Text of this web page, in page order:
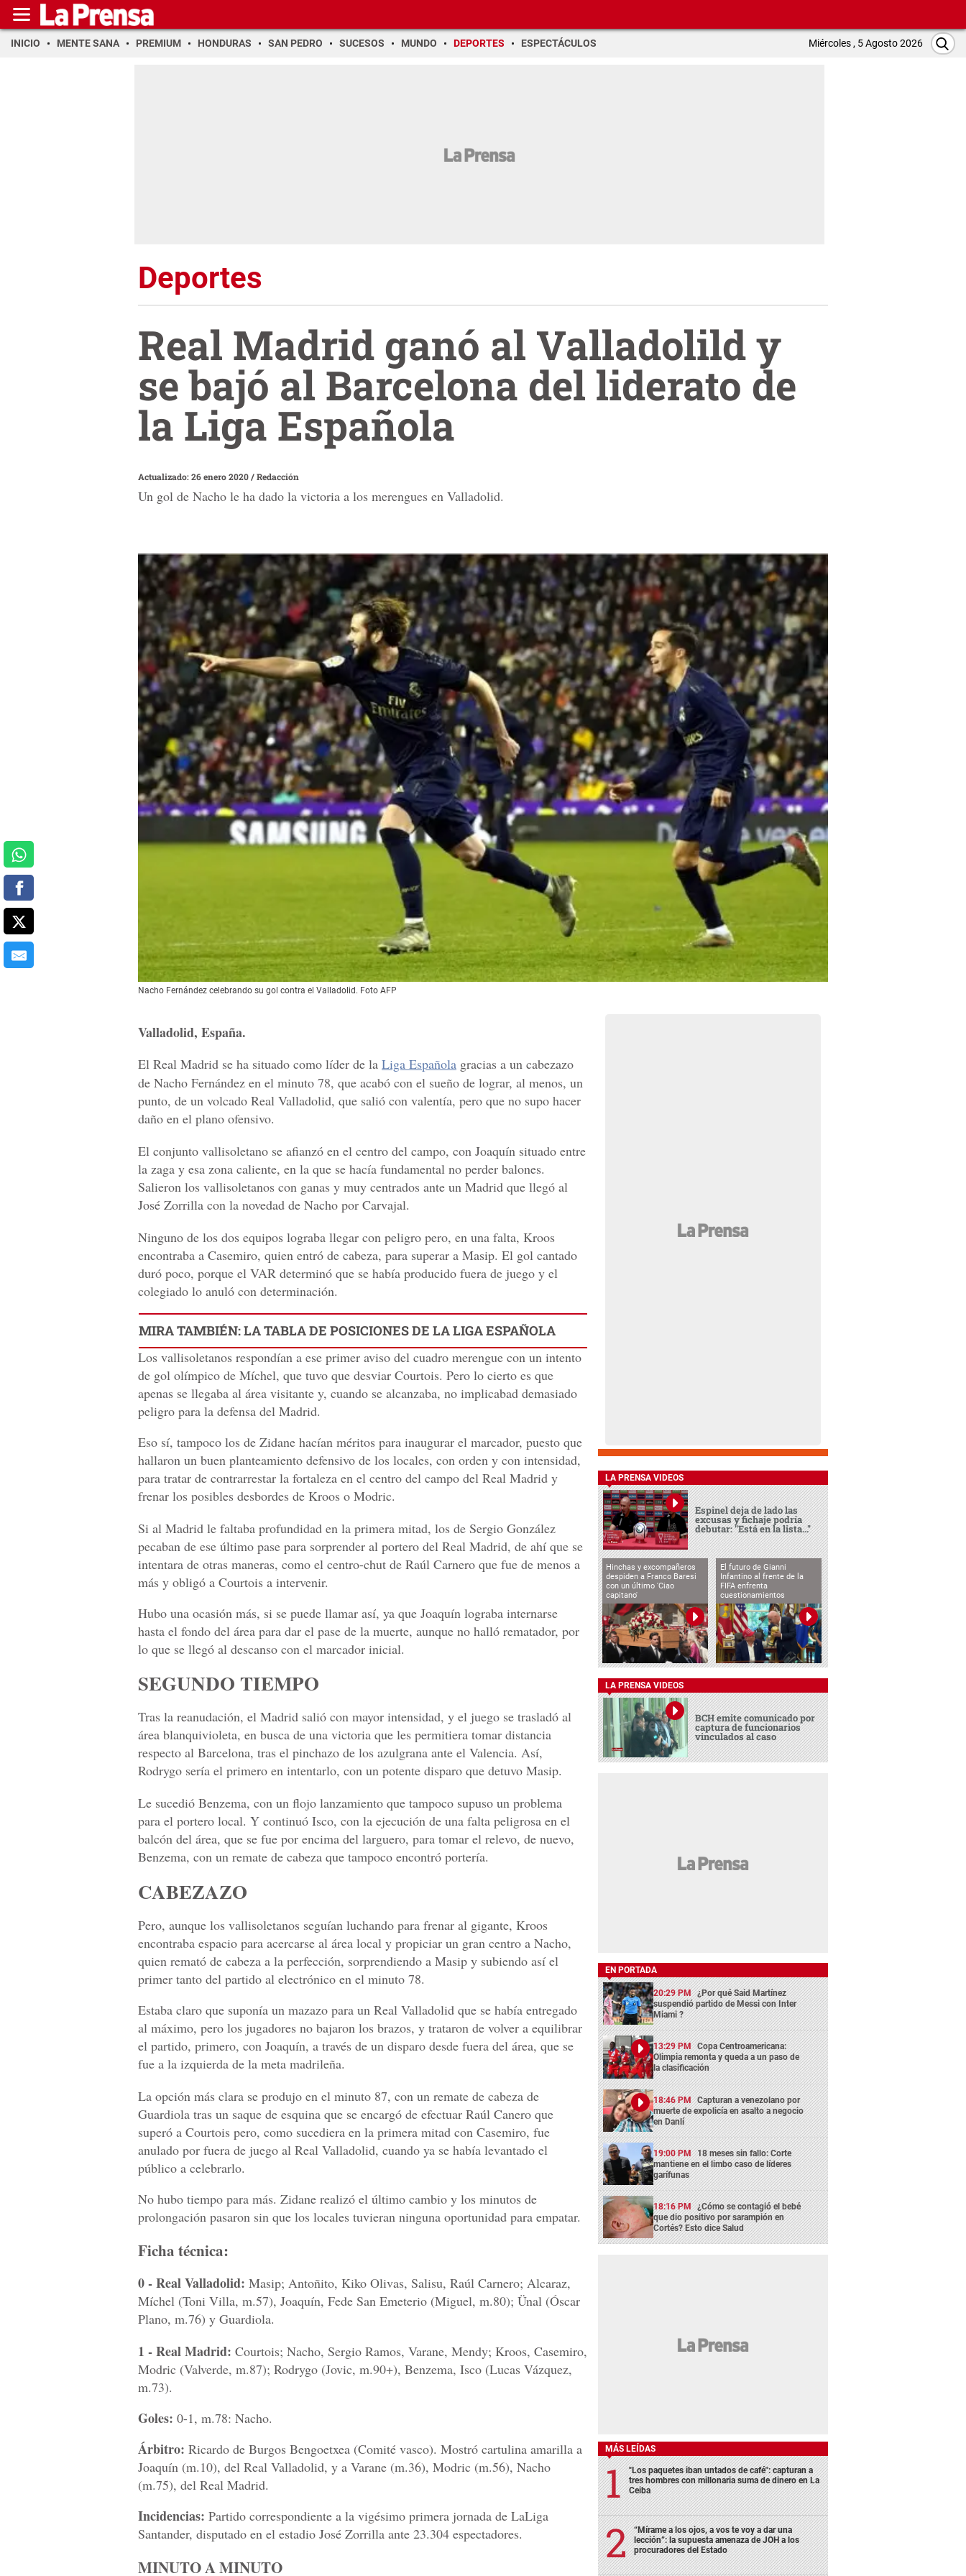
INICIO MENTE SANA PREMIUM HONDURAS SAN PEDRO SUCESOS MUNDO DEPORTES ESPECTÁCULOS Miércoles , 5 Agosto 2026
Deportes
Real Madrid ganó al Valladolild y
se bajó al Barcelona del liderato de
la Liga Española
Actualizado: 26 enero 2020/Redacción
Un gol de Nacho le ha dado la victoria a los merengues en Valladolid.
Nacho Fernández celebrando su gol contra el Valladolid. Foto AFP
Valladolid, España.
El Real Madrid se ha situado como líder de la Liga Española gracias a un cabezazo
de Nacho Fernández en el minuto 78, que acabó con el sueño de lograr, al menos, un
punto, de un volcado Real Valladolid, que salió con valentía, pero que no supo hacer
daño en el plano ofensivo.
El conjunto vallisoletano se afianzó en el centro del campo, con Joaquín situado entre
la zaga y esa zona caliente, en la que se hacía fundamental no perder balones.
Salieron los vallisoletanos con ganas y muy centrados ante un Madrid que llegó al
José Zorrilla con la novedad de Nacho por Carvajal.
Ninguno de los dos equipos lograba llegar con peligro pero, en una falta, Kroos
encontraba a Casemiro, quien entró de cabeza, para superar a Masip. El gol cantado
duró poco, porque el VAR determinó que se había producido fuera de juego y el
colegiado lo anuló con determinación.
MIRA TAMBIÉN: LA TABLA DE POSICIONES DE LA LIGA ESPAÑOLA
Los vallisoletanos respondían a ese primer aviso del cuadro merengue con un intento
de gol olímpico de Míchel, que tuvo que desviar Courtois. Pero lo cierto es que
apenas se llegaba al área visitante y, cuando se alcanzaba, no implicabad demasiado
peligro para la defensa del Madrid.
Eso sí, tampoco los de Zidane hacían méritos para inaugurar el marcador, puesto que
hallaron un buen planteamiento defensivo de los locales, con orden y con intensidad,
para tratar de contrarrestar la fortaleza en el centro del campo del Real Madrid y
frenar los posibles desbordes de Kroos o Modric.
Si al Madrid le faltaba profundidad en la primera mitad, los de Sergio González
pecaban de ese último pase para sorprender al portero del Real Madrid, de ahí que se
intentara de otras maneras, como el centro-chut de Raúl Carnero que fue de menos a
más y obligó a Courtois a intervenir.
Hubo una ocasión más, si se puede llamar así, ya que Joaquín lograba internarse
hasta el fondo del área para dar el pase de la muerte, aunque no halló rematador, por
lo que se llegó al descanso con el marcador inicial.
SEGUNDO TIEMPO
Tras la reanudación, el Madrid salió con mayor intensidad, y el juego se trasladó al
área blanquivioleta, en busca de una victoria que les permitiera tomar distancia
respecto al Barcelona, tras el pinchazo de los azulgrana ante el Valencia. Así,
Rodrygo sería el primero en intentarlo, con un potente disparo que detuvo Masip.
Le sucedió Benzema, con un flojo lanzamiento que tampoco supuso un problema
para el portero local. Y continuó Isco, con la ejecución de una falta peligrosa en el
balcón del área, que se fue por encima del larguero, para tomar el relevo, de nuevo,
Benzema, con un remate de cabeza que tampoco encontró portería.
CABEZAZO
Pero, aunque los vallisoletanos seguían luchando para frenar al gigante, Kroos
encontraba espacio para acercarse al área local y propiciar un gran centro a Nacho,
quien remató de cabeza a la perfección, sorprendiendo a Masip y subiendo así el
primer tanto del partido al electrónico en el minuto 78.
Estaba claro que suponía un mazazo para un Real Valladolid que se había entregado
al máximo, pero los jugadores no bajaron los brazos, y trataron de volver a equilibrar
el partido, primero, con Joaquín, a través de un disparo desde fuera del área, que se
fue a la izquierda de la meta madrileña.
La opción más clara se produjo en el minuto 87, con un remate de cabeza de
Guardiola tras un saque de esquina que se encargó de efectuar Raúl Canero que
superó a Courtois pero, como sucediera en la primera mitad con Casemiro, fue
anulado por fuera de juego al Real Valladolid, cuando ya se había levantado el
público a celebrarlo.
No hubo tiempo para más. Zidane realizó el último cambio y los minutos de
prolongación pasaron sin que los locales tuvieran ninguna oportunidad para empatar.
Ficha técnica:
0 - Real Valladolid: Masip; Antoñito, Kiko Olivas, Salisu, Raúl Carnero; Alcaraz,
Míchel (Toni Villa, m.57), Joaquín, Fede San Emeterio (Miguel, m.80); Ünal (Óscar
Plano, m.76) y Guardiola.
1 - Real Madrid: Courtois; Nacho, Sergio Ramos, Varane, Mendy; Kroos, Casemiro,
Modric (Valverde, m.87); Rodrygo (Jovic, m.90+), Benzema, Isco (Lucas Vázquez,
m.73).
Goles: 0-1, m.78: Nacho.
Árbitro: Ricardo de Burgos Bengoetxea (Comité vasco). Mostró cartulina amarilla a
Joaquín (m.10), del Real Valladolid, y a Varane (m.36), Modric (m.56), Nacho
(m.75), del Real Madrid.
Incidencias: Partido correspondiente a la vigésimo primera jornada de LaLiga
Santander, disputado en el estadio José Zorrilla ante 23.304 espectadores.
MINUTO A MINUTO
LA PRENSA VIDEOS
Espinel deja de lado las
excusas y fichaje podría
debutar: "Está en la lista..."
Hinchas y excompañeros
despiden a Franco Baresi
con un último 'Ciao
capitano'
El futuro de Gianni
Infantino al frente de la
FIFA enfrenta
cuestionamientos
LA PRENSA VIDEOS
BCH emite comunicado por
captura de funcionarios
vinculados al caso
EN PORTADA
20:29 PM ¿Por qué Said Martínez
suspendió partido de Messi con Inter
Miami ?
13:29 PM Copa Centroamericana:
Olimpia remonta y queda a un paso de
la clasificación
18:46 PM Capturan a venezolano por
muerte de expolicía en asalto a negocio
en Danlí
19:00 PM 18 meses sin fallo: Corte
mantiene en el limbo caso de líderes
garífunas
18:16 PM ¿Cómo se contagió el bebé
que dio positivo por sarampión en
Cortés? Esto dice Salud
MÁS LEÍDAS
"Los paquetes iban untados de café": capturan a
tres hombres con millonaria suma de dinero en La
Ceiba
“Mírame a los ojos, a vos te voy a dar una
lección”: la supuesta amenaza de JOH a los
procuradores del Estado